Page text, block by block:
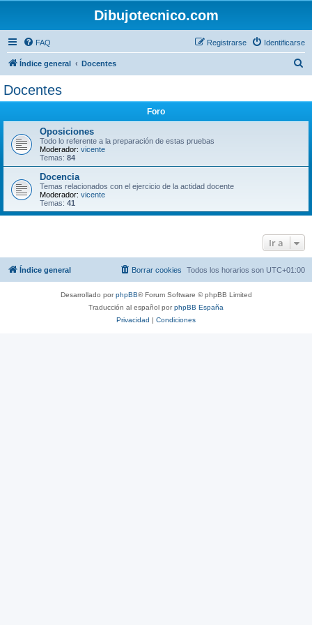
Dibujotecnico.com
FAQ Identificarse
Registrarse
Índice general Docentes
Docentes
Foro
Oposiciones
Todo lo referente a la preparación de estas pruebas
Moderador: vicente
Temas: 84
Docencia
Temas relacionados con el ejercicio de la actidad docente
Moderador: vicente
Temas: 41
Ir a
Índice general Todos los horarios son UTC+01:00
Borrar cookies
Desarrollado porphpBB® Forum Software © phpBB Limited
Traducción al español porphpBB España
Privacidad | Condiciones